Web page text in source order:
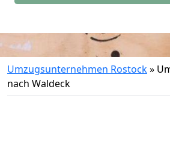
Umzugsunternehmen Rostock»
nach Waldeck